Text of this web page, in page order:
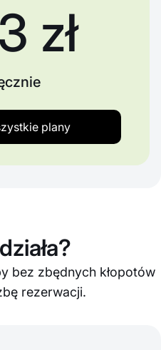
zł
plany
bez zbędnych kłopotów
rezerwacji.